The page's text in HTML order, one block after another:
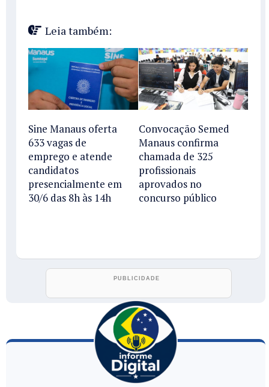
Leia também:
Sine Manaus oferta
633 vagas de
emprego e atende
candidatos
presencialmente em
30/6 das 8h às 14h
Convocação Semed
Manaus confirma
chamada de 325
profissionais
aprovados no
concurso público